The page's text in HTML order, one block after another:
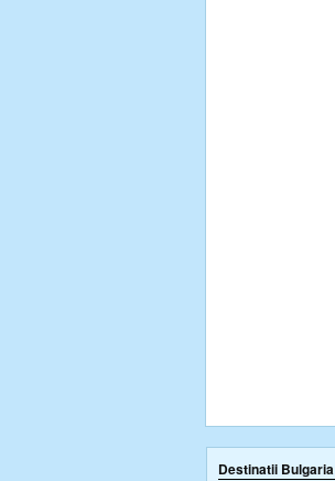
Destinatii Bulgaria